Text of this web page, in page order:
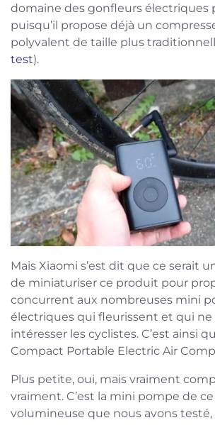
domaine des gonfleurs électriques
puisqu’il propose déjà un
polyvalent de taille plus
test).
Mais Xiaomi s’est dit que ce serait
de miniaturiser ce produit pour
concurrent aux nombreuses mini
électriques qui fleurissent et qui ne
intéresser les cyclistes. C’est ainsi
Compact Portable Electric Air
Plus petite, oui, mais vraiment
vraiment. C’est la mini pompe de
volumineuse que nous avons testé,